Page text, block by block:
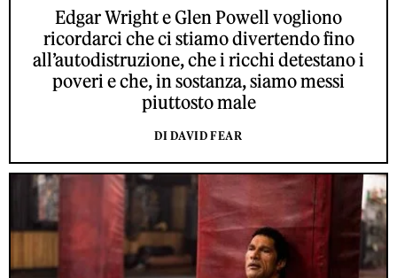
Edgar Wright e Glen Powell vogliono
ricordarci che ci stiamo divertendo fino
all’autodistruzione, che i ricchi detestano i
poveri e che, in sostanza, siamo messi
piuttosto male
DI DAVID FEAR